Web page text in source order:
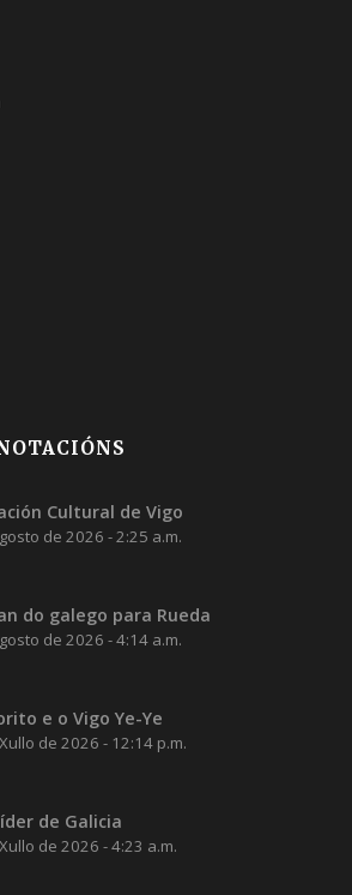
Cultural de Vigo
de 2026 - 2:25 a.m.
do galego para Rueda
de 2026 - 4:14 a.m.
e o Vigo Ye-Ye
de 2026 - 12:14 p.m.
de Galicia
de 2026 - 4:23 a.m.